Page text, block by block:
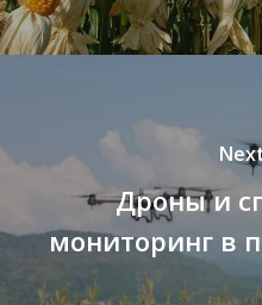
Дроны и
мониторинг в